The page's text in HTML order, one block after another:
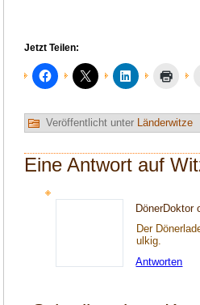
Jetzt Teilen:
Veröffentlicht unter Länderwitze
Eine Antwort auf
DönerDoktor
Der
ulkig.
Antworten